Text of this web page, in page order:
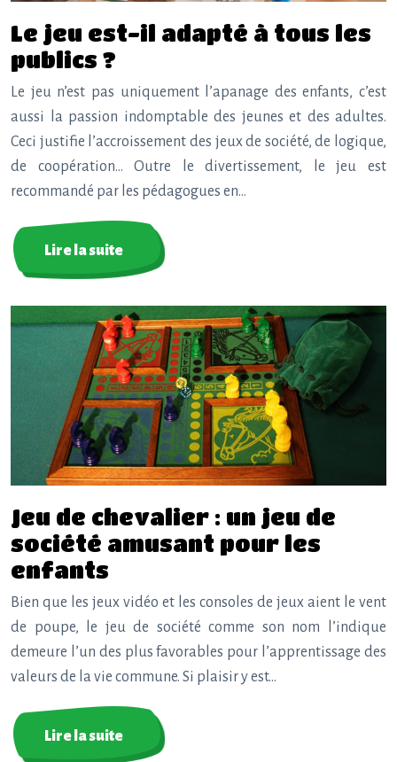
Le jeu est-il adapté à tous les
publics ?
Le jeu n’est pas uniquement l’apanage des enfants, c’est
aussi la passion indomptable des jeunes et des adultes.
Ceci justifie l’accroissement des jeux de société, de logique,
de coopération… Outre le divertissement, le jeu est
recommandé par les pédagogues en…
Lire la suite
Jeu de chevalier : un jeu de
société amusant pour les
enfants
Bien que les jeux vidéo et les consoles de jeux aient le vent
de poupe, le jeu de société comme son nom l’indique
demeure l’un des plus favorables pour l’apprentissage des
valeurs de la vie commune. Si plaisir y est…
Lire la suite